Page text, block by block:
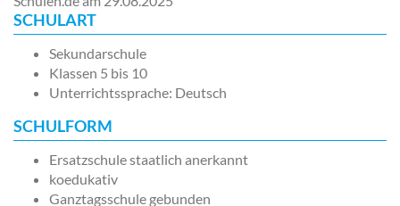
SCHULART
Sekundarschule
Klassen 5 bis 10
Unterrichtssprache: Deutsch
SCHULFORM
Ersatzschule staatlich anerkannt
koedukativ
Ganztagsschule gebunden